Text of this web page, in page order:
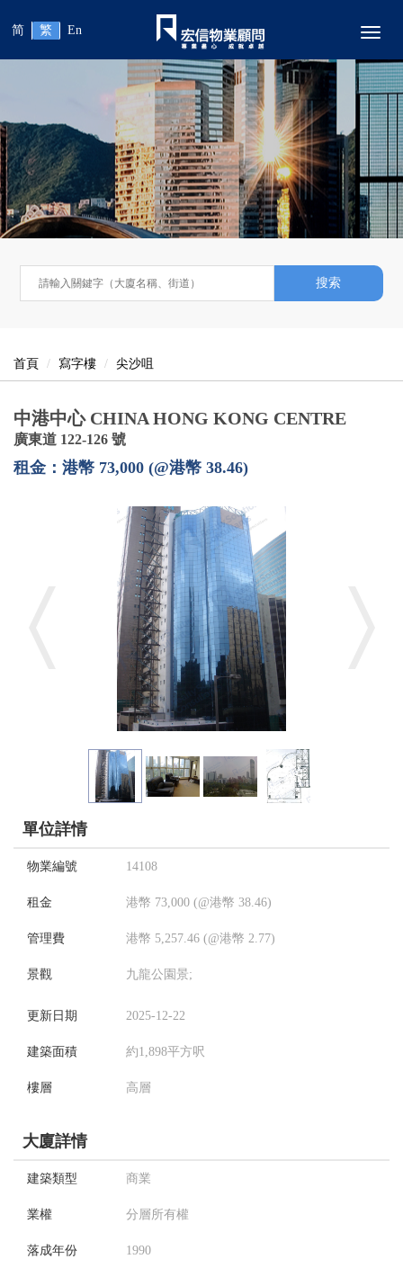
简 繁 En
搜索
首頁 寫字樓 尖沙咀
中港中心 CHINA HONG KONG CENTRE
廣東道 122-126 號
租金：港幣 73,000 (@港幣 38.46)
單位詳情
物業編號 14108
租金 港幣 73,000 (@港幣 38.46)
管理費 港幣 5,257.46 (@港幣 2.77)
景觀 九龍公園景;
更新日期 2025-12-22
建築面積 約1,898平方呎
樓層 高層
大廈詳情
建築類型 商業
業權 分層所有權
落成年份 1990